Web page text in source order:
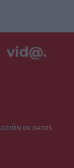
DE DATOS